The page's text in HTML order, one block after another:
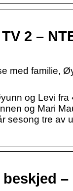
2 –
med familie,
og Levi
og Mari
sesong tre av